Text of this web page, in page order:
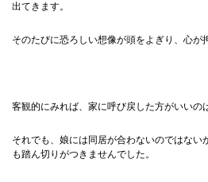
出てきます。
そのたびに恐ろしい想像が頭をよぎり、心が
客観的にみれば、家に呼び戻した方がいいの
それでも、娘には同居が合わないのではない
も踏ん切りがつきませんでした。